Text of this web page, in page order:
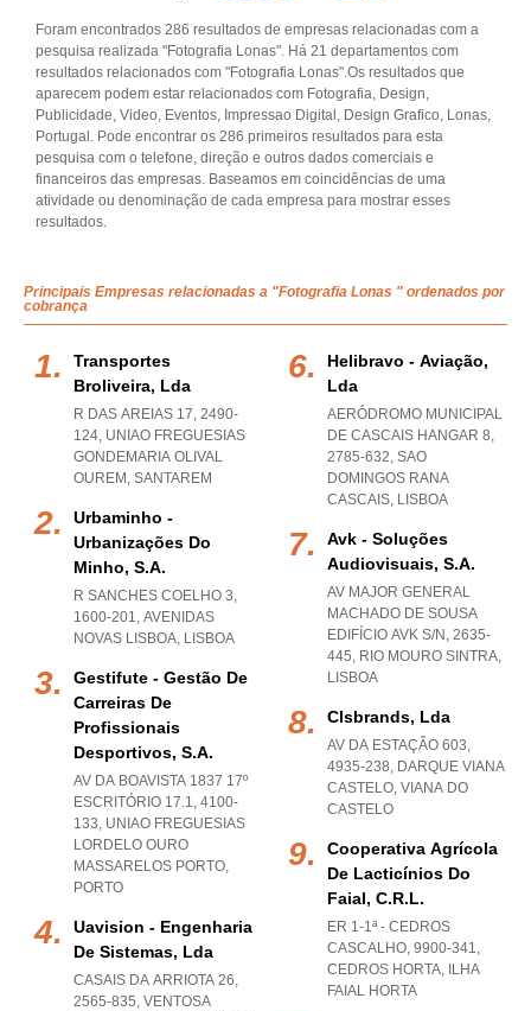
Foram encontrados 286 resultados de empresas relacionadas com a
pesquisa realizada "Fotografia Lonas". Há 21 departamentos com
resultados relacionados com "Fotografia Lonas".Os resultados que
aparecem podem estar relacionados com Fotografia, Design,
Publicidade, Video, Eventos, Impressao Digital, Design Grafico, Lonas,
Portugal. Pode encontrar os 286 primeiros resultados para esta
pesquisa com o telefone, direção e outros dados comerciais e
financeiros das empresas. Baseamos em coincidências de uma
atividade ou denominação de cada empresa para mostrar esses
resultados.
Principais Empresas relacionadas a "Fotografia Lonas " ordenados por
cobrança
Transportes
Broliveira, Lda
R DAS AREIAS 17, 2490-
124, UNIAO FREGUESIAS
GONDEMARIA OLIVAL
OUREM , SANTAREM
Urbaminho -
Urbanizações Do
Minho, S.a.
R SANCHES COELHO 3,
1600-201, AVENIDAS
NOVAS LISBOA, LISBOA
Gestifute - Gestão De
Carreiras De
Profissionais
Desportivos, S.a.
AV DA BOAVISTA 1837 17º
ESCRITÓRIO 17.1, 4100-
133, UNIAO FREGUESIAS
LORDELO OURO
MASSARELOS PORTO,
PORTO
Uavision - Engenharia
De Sistemas, Lda
CASAIS DA ARRIOTA 26,
2565-835, VENTOSA
Helibravo - Aviação,
Lda
AERÓDROMO MUNICIPAL
DE CASCAIS HANGAR 8,
2785-632, SAO
DOMINGOS RANA
CASCAIS, LISBOA
Avk - Soluções
Audiovisuais, S.a.
AV MAJOR GENERAL
MACHADO DE SOUSA
EDIFÍCIO AVK S/N, 2635-
445, RIO MOURO SINTRA,
LISBOA
Clsbrands, Lda
AV DA ESTAÇÃO 603,
4935-238, DARQUE VIANA
CASTELO, VIANA DO
CASTELO
Cooperativa Agrícola
De Lacticínios Do
Faial, C.r.l.
ER 1-1ª - CEDROS
CASCALHO, 9900-341,
CEDROS HORTA, ILHA
FAIAL HORTA